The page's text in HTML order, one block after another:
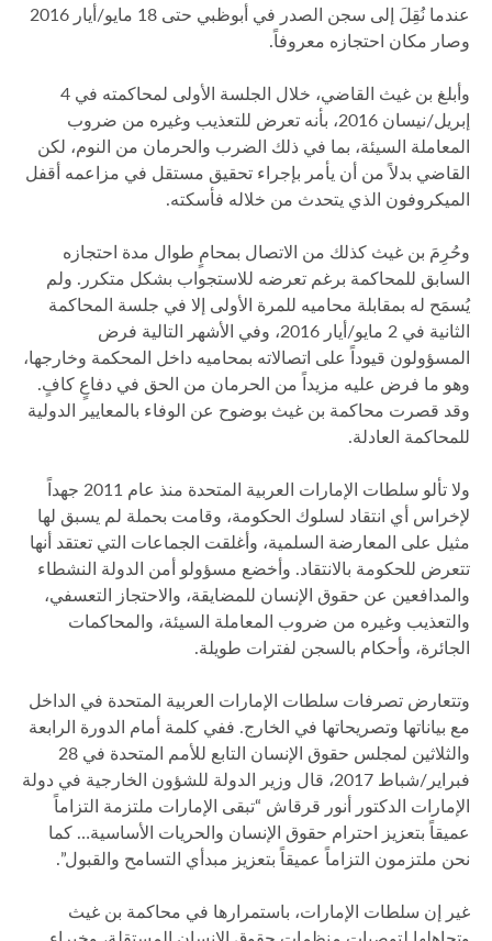
عندما نُقِلَ إلى سجن الصدر في أبوظبي حتى 18 مايو/أيار 2016
وصار مكان احتجازه معروفاً.
وأبلغ بن غيث القاضي، خلال الجلسة الأولى لمحاكمته في 4
إبريل/نيسان 2016، بأنه تعرض للتعذيب وغيره من ضروب
المعاملة السيئة، بما في ذلك الضرب والحرمان من النوم، لكن
القاضي بدلاً من أن يأمر بإجراء تحقيق مستقل في مزاعمه أقفل
الميكروفون الذي يتحدث من خلاله فأسكته.
وحُرِمَ بن غيث كذلك من الاتصال بمحامٍ طوال مدة احتجازه
السابق للمحاكمة برغم تعرضه للاستجواب بشكل متكرر. ولم
يُسمَح له بمقابلة محاميه للمرة الأولى إلا في جلسة المحاكمة
الثانية في 2 مايو/أيار 2016، وفي الأشهر التالية فرض
المسؤولون قيوداً على اتصالاته بمحاميه داخل المحكمة وخارجها،
وهو ما فرض عليه مزيداً من الحرمان من الحق في دفاعٍ كافٍ.
وقد قصرت محاكمة بن غيث بوضوح عن الوفاء بالمعايير الدولية
للمحاكمة العادلة.
ولا تألو سلطات الإمارات العربية المتحدة منذ عام 2011 جهداً
لإخراس أي انتقاد لسلوك الحكومة، وقامت بحملة لم يسبق لها
مثيل على المعارضة السلمية، وأغلقت الجماعات التي تعتقد أنها
تتعرض للحكومة بالانتقاد. وأخضع مسؤولو أمن الدولة النشطاء
والمدافعين عن حقوق الإنسان للمضايقة، والاحتجاز التعسفي،
والتعذيب وغيره من ضروب المعاملة السيئة، والمحاكمات
الجائرة، وأحكام بالسجن لفترات طويلة.
وتتعارض تصرفات سلطات الإمارات العربية المتحدة في الداخل
مع بياناتها وتصريحاتها في الخارج. ففي كلمة أمام الدورة الرابعة
والثلاثين لمجلس حقوق الإنسان التابع للأمم المتحدة في 28
فبراير/شباط 2017، قال وزير الدولة للشؤون الخارجية في دولة
الإمارات الدكتور أنور قرقاش “تبقى الإمارات ملتزمة التزاماً
عميقاً بتعزيز احترام حقوق الإنسان والحريات الأساسية… كما
نحن ملتزمون التزاماً عميقاً بتعزيز مبدأي التسامح والقبول”.
غير إن سلطات الإمارات، باستمرارها في محاكمة بن غيث